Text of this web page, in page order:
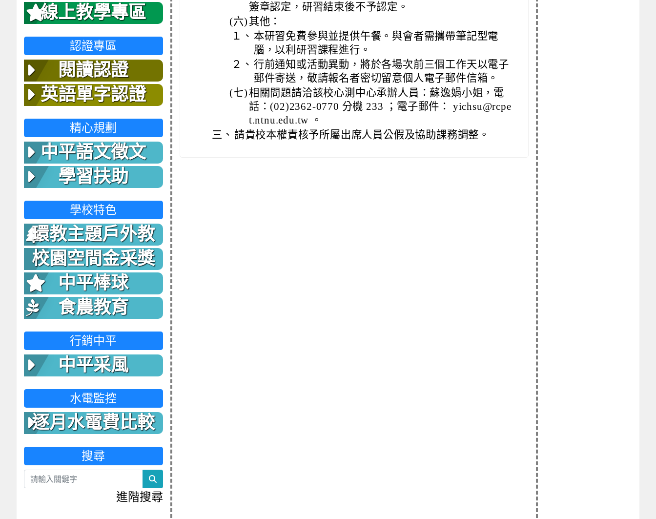
簽章認定，研習結束後不予認定。
(六) 其他：
１、 本研習免費參與並提供午餐。與會者需攜帶筆記型電
腦，以利研習課程進行。
２、 行前通知或活動異動，將於各場次前三個工作天以電子
郵件寄送，敬請報名者密切留意個人電子郵件信箱。
(七)相關問題請洽該校心測中心承辦人員：蘇逸娟小姐，電
話：(02)2362-0770 分機 233 ；電子郵件： yichsu@rcpe
t.ntnu.edu.tw 。
三、 請貴校本權責核予所屬出席人員公假及協助課務調整。
線上教學專區
認證專區
閱讀認證
英語單字認證
精心規劃
中平語文徵文
學習扶助
學校特色
環教主題戶外教
室
校園空間金采獎
中平棒球
食農教育
行銷中平
中平采風
水電監控
逐月水電費比較
表
搜尋
search
進階搜尋